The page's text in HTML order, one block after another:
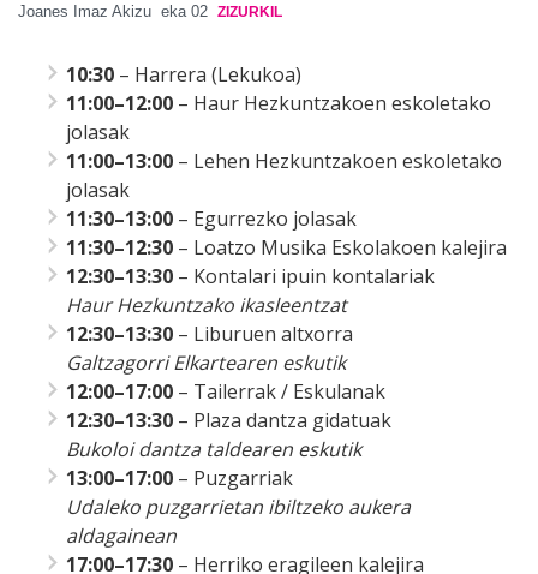
Joanes Imaz Akizu eka 02 ZIZURKIL
10:30 – Harrera (Lekukoa)
11:00–12:00 – Haur Hezkuntzakoen eskoletako
jolasak
11:00–13:00 – Lehen Hezkuntzakoen eskoletako
jolasak
11:30–13:00 – Egurrezko jolasak
11:30–12:30 – Loatzo Musika Eskolakoen kalejira
12:30–13:30 – Kontalari ipuin kontalariak
Haur Hezkuntzako ikasleentzat
12:30–13:30 – Liburuen altxorra
Galtzagorri Elkartearen eskutik
12:00–17:00 – Tailerrak / Eskulanak
12:30–13:30 – Plaza dantza gidatuak
Bukoloi dantza taldearen eskutik
13:00–17:00 – Puzgarriak
Udaleko puzgarrietan ibiltzeko aukera
aldagainean
17:00–17:30 – Herriko eragileen kalejira